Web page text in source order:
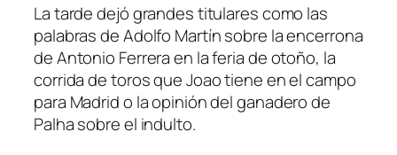
La tarde dejó grandes titulares como las
palabras de Adolfo Martín sobre la encerrona
de Antonio Ferrera en la feria de otoño, la
corrida de toros que Joao tiene en el campo
para Madrid o la opinión del ganadero de
Palha sobre el indulto.